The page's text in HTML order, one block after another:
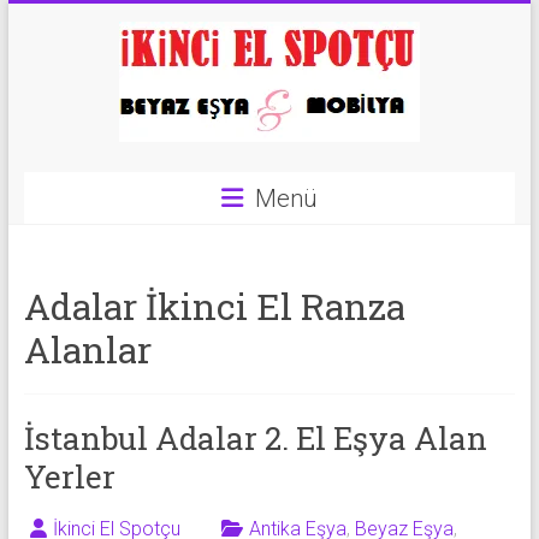
|
2.El
Eşya
Alanlar
|
Menü
Adalar İkinci El Ranza
Alanlar
İstanbul Adalar 2. El Eşya Alan
Yerler
İkinci El Spotçu Antika Eşya, Beyaz Eşya,